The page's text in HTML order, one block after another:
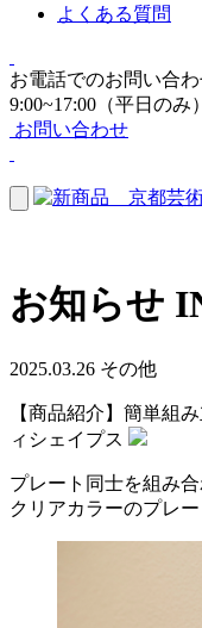
よくある質問
お電話でのお問い合
9:00~17:00（平日のみ）
お問い合わせ
お知らせ I
2025.03.26 その他
【商品紹介】簡単組
ィシェイプス
プレート同士を組み
クリアカラーのプレ